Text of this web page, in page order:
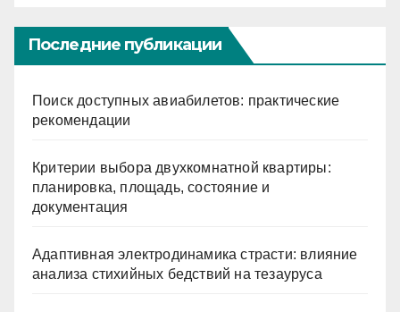
Последние публикации
Поиск доступных авиабилетов: практические
рекомендации
Критерии выбора двухкомнатной квартиры:
планировка, площадь, состояние и
документация
Адаптивная электродинамика страсти: влияние
анализа стихийных бедствий на тезауруса